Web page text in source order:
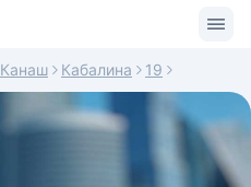
Канаш Кабалина 19